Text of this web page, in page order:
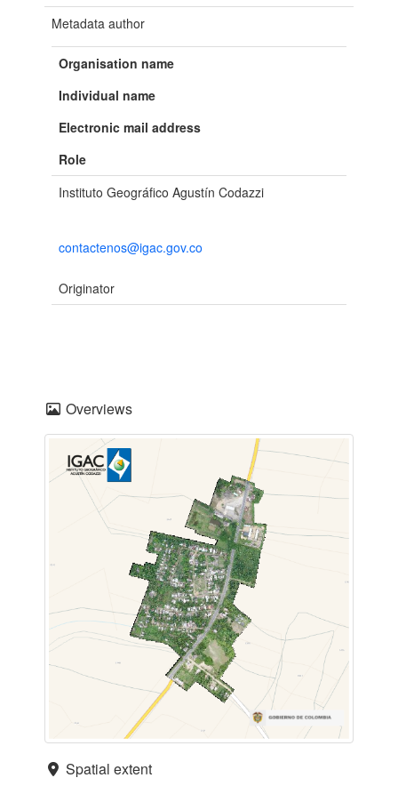
Metadata author
Organisation name
Individual name
Electronic mail address
Role
Instituto Geográfico Agustín Codazzi
contactenos@igac.gov.co
Originator
Overviews
Spatial extent